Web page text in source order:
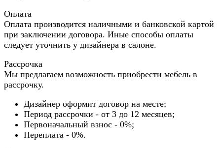
Оплата
Оплата производится наличными и банковской картой
при заключении договора. Иные способы оплаты
следует уточнить у дизайнера в салоне.
Рассрочка
Мы предлагаем возможность приобрести мебель в
рассрочку.
Дизайнер оформит договор на месте;
Период рассрочки - от 3 до 12 месяцев;
Первоначальный взнос - 0%;
Переплата - 0%.